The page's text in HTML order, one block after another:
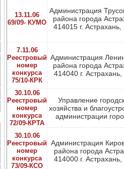
13.11.06
69/09- КУМО
Администрация
района города
414015 г. Астрахань,
7.11.06
Реестровый
номер
конкурса
75/10-КРК
Администрация
района города
414040 г. Астрахань,
30.10.06
Реестровый
номер
конкурса
72/09-КРТА
Управление
хозяйства и
администрации
30.10.06
Реестровый
номер
конкурса
73/09-КСО
Администрация
района города
414000 г. Астрахань,